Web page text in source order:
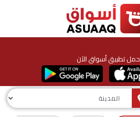
حمل تطبيق أسواق الآن